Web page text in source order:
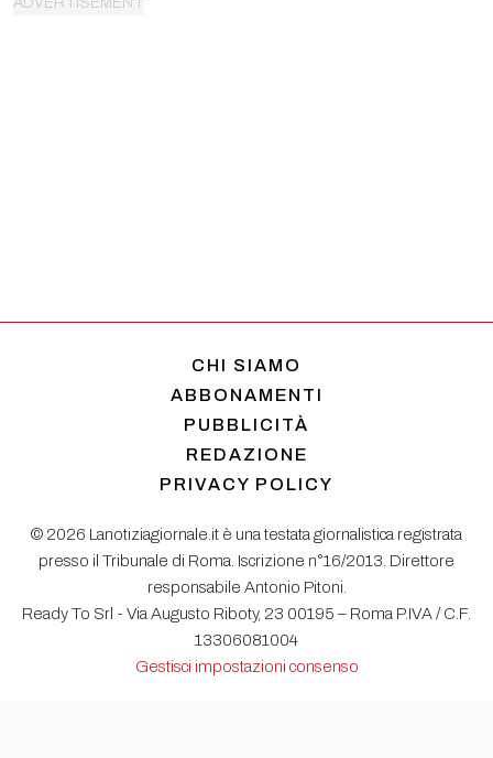
CHI SIAMO
ABBONAMENTI
PUBBLICITÀ
REDAZIONE
PRIVACY POLICY
© 2026 Lanotiziagiornale.it è una testata giornalistica registrata
presso il Tribunale di Roma. Iscrizione n°16/2013. Direttore
responsabile Antonio Pitoni.
Ready To Srl - Via Augusto Riboty, 23 00195 – Roma P.IVA / C.F.
13306081004
Gestisci impostazioni consenso